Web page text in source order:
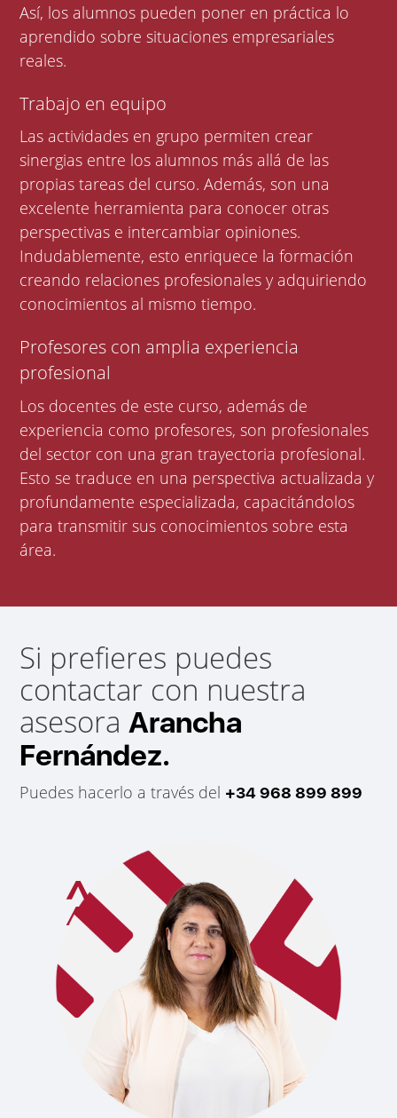
Así, los alumnos pueden poner en práctica lo
aprendido sobre situaciones empresariales
reales.
Trabajo en equipo
Las actividades en grupo permiten crear
sinergias entre los alumnos más allá de las
propias tareas del curso. Además, son una
excelente herramienta para conocer otras
perspectivas e intercambiar opiniones.
Indudablemente, esto enriquece la formación
creando relaciones profesionales y adquiriendo
conocimientos al mismo tiempo.
Profesores con amplia experiencia
profesional
Los docentes de este curso, además de
experiencia como profesores, son profesionales
del sector con una gran trayectoria profesional.
Esto se traduce en una perspectiva actualizada y
profundamente especializada, capacitándolos
para transmitir sus conocimientos sobre esta
área.
Si prefieres puedes
contactar con nuestra
asesoraArancha
Fernández.
Puedes hacerlo a través del +34 968 899 899